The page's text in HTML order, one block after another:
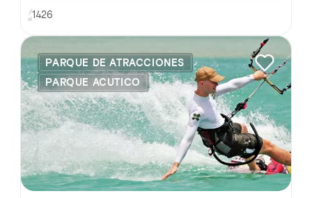
1426
PARQUE DE ATRACCIONES
PARQUE ACUTICO